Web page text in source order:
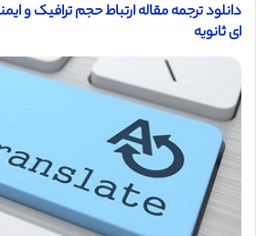
دانلود ترجمه مقاله ارتباط حجم ترافیک و
ای ثانویه